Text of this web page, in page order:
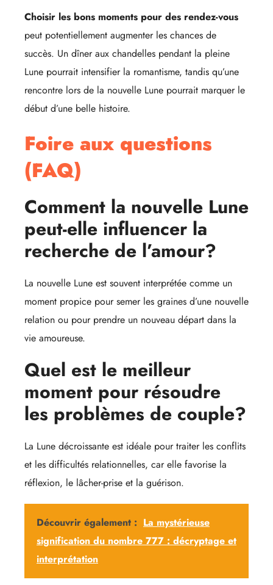
Choisir les bons moments pour des rendez-vous
peut potentiellement augmenter les chances de
succès. Un dîner aux chandelles pendant la pleine
Lune pourrait intensifier la romantisme, tandis qu’une
rencontre lors de la nouvelle Lune pourrait marquer le
début d’une belle histoire.
Foire aux questions
(FAQ)
Comment la nouvelle Lune
peut-elle influencer la
recherche de l’amour?
La nouvelle Lune est souvent interprétée comme un
moment propice pour semer les graines d’une nouvelle
relation ou pour prendre un nouveau départ dans la
vie amoureuse.
Quel est le meilleur
moment pour résoudre
les problèmes de couple?
La Lune décroissante est idéale pour traiter les conflits
et les difficultés relationnelles, car elle favorise la
réflexion, le lâcher-prise et la guérison.
Découvrir également : La mystérieuse
signification du nombre 777 : décryptage et
interprétation